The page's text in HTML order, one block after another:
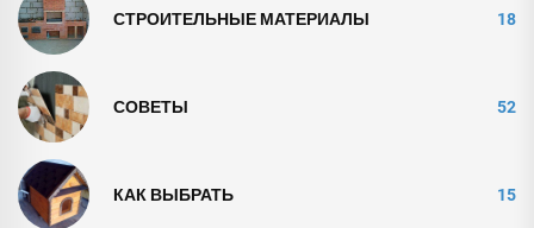
СТРОИТЕЛЬНЫЕ МАТЕРИАЛЫ 18
СОВЕТЫ 52
КАК ВЫБРАТЬ 15